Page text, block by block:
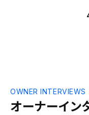
オーナーイン
OWNER INTERVIEWS